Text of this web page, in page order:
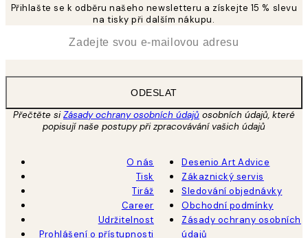
Přihlašte se k odběru našeho newsletteru a získejte 15 % slevu
na tisky při dalším nákupu.
ODESLAT
Přečtěte siZásady ochrany osobních údajů osobních údajů, které
popisují naše postupy při zpracovávání vašich údajů
O nás
Tisk
Tiráž
Career
Udržitelnost
Prohlášení o přístupnosti
Desenio Art Advice
Zákaznický servis
Sledování objednávky
Obchodní podmínky
Zásady ochrany osobních
údajů